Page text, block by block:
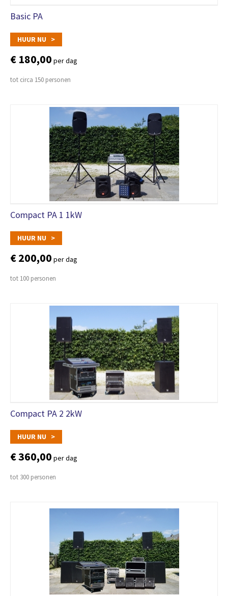
Basic PA
HUUR NU >
€ 180,00 per dag
tot circa 150 personen
Compact PA 1 1kW
HUUR NU >
€ 200,00 per dag
tot 100 personen
Compact PA 2 2kW
HUUR NU >
€ 360,00 per dag
tot 300 personen